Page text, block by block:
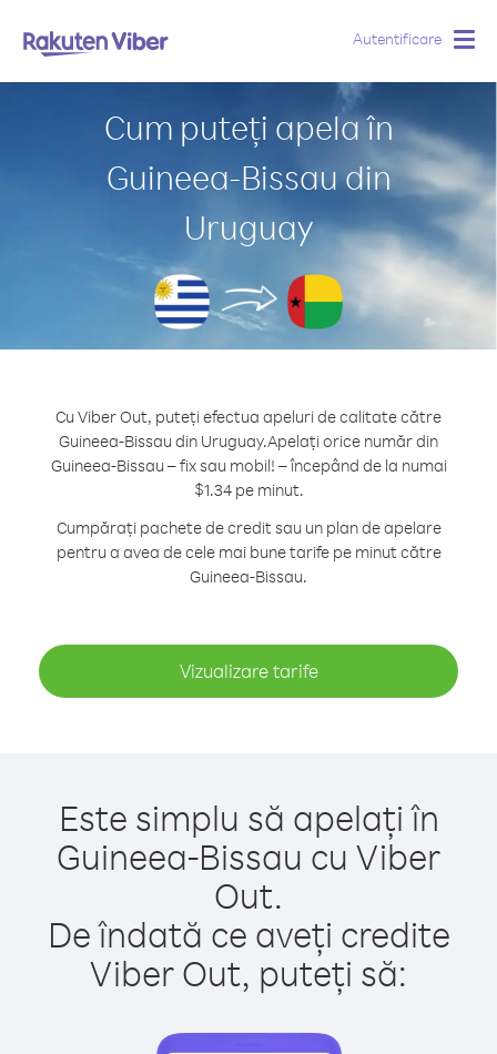
Autentificare
Cum puteți apela în
Guineea-Bissau din
Uruguay
Cu Viber Out, puteți efectua apeluri de calitate către
Guineea-Bissau din Uruguay.Apelați orice număr din
Guineea-Bissau – fix sau mobil! – începând de la numai
$1.34 pe minut.
Cumpărați pachete de credit sau un plan de apelare
pentru a avea de cele mai bune tarife pe minut către
Guineea-Bissau.
Vizualizare tarife
Este simplu să apelați în
Guineea-Bissau cu Viber
Out.
De îndată ce aveți credite
Viber Out, puteți să: